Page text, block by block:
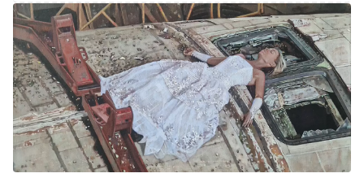
прошел пять стадий принятия. О том, как внутреннее
наполнение влияет на художественный язык, почему не
нужно делить мир на черно-белый и зачем автору с
опытом более 20 лет выходить из зоны комфорта, Катя
рассказала в интервью «Снобу»